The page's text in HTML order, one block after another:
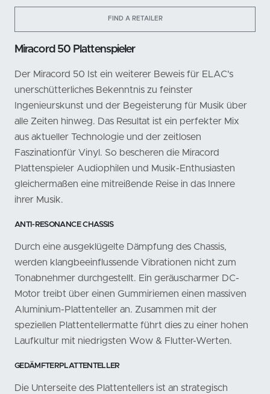
FIND A RETAILER
Miracord 50 Plattenspieler
Der Miracord 50 Ist ein weiterer Beweis für ELAC's
unerschütterliches Bekenntnis zu feinster
Ingenieurskunst und der Begeisterung für Musik über
alle Zeiten hinweg. Das Resultat ist ein perfekter Mix
aus aktueller Technologie und der zeitlosen
Faszinationfür Vinyl. So bescheren die Miracord
Plattenspieler Audiophilen und Musik-Enthusiasten
gleichermaßen eine mitreißende Reise in das Innere
ihrer Musik.
ANTI-RESONANCE CHASSIS
Durch eine ausgeklügelte Dämpfung des Chassis,
werden klangbeeinflussende Vibrationen nicht zum
Tonabnehmer durchgestellt. Ein geräuscharmer DC-
Motor treibt über einen Gummiriemen einen massiven
Aluminium-Plattenteller an. Zusammen mit der
speziellen Plattentellermatte führt dies zu einer hohen
Laufkultur mit niedrigsten Wow & Flutter-Werten.
GEDÄMFTERPLATTENTELLER
Die Unterseite des Plattentellers ist an strategisch